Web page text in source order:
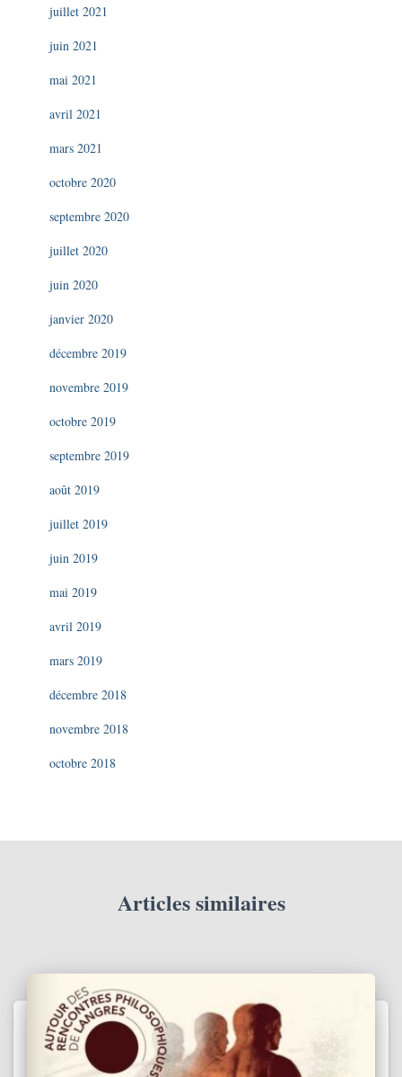
juillet 2021
juin 2021
mai 2021
avril 2021
mars 2021
octobre 2020
septembre 2020
juillet 2020
juin 2020
janvier 2020
décembre 2019
novembre 2019
octobre 2019
septembre 2019
août 2019
juillet 2019
juin 2019
mai 2019
avril 2019
mars 2019
décembre 2018
novembre 2018
octobre 2018
Articles similaires